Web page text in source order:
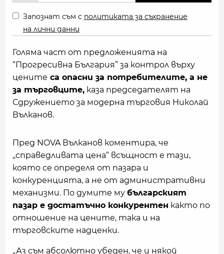
Запознат съм с политиката за съхранение
на лични данни
Голяма част от предложенията на
“Прогресивна България” за контрол върху
цените са опасни за потребителите, а не
за търговците, каза председателят на
Сдружението за модерна търговия Николай
Вълканов.
Пред NOVA Вълканов коментира, че
„справедливата цена“ всъщност е тази,
която се определя от пазара и
конкуренцията, а не от административни
механизми. По думите му българският
пазар е достатъчно конкурентен както по
отношение на цените, така и на
търговските надценки.
„Аз съм абсолютно убеден, че и някой